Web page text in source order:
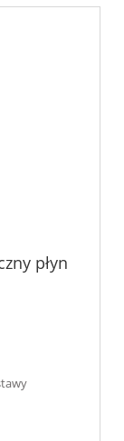
płyn